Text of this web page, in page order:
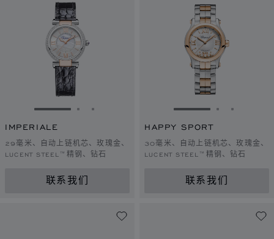
转到幻灯片 1转到幻灯片 2
转到幻灯片 3
IMPERIALE
29毫米、自动上链机芯、玫瑰金、
LUCENT STEEL™精钢、钻石
联系我们
转到幻灯片 1转到幻灯
转到幻
HAPPY SPORT
30毫米、自动上链机芯、玫瑰金、
LUCENT STEEL™精钢、钻石
联系我们